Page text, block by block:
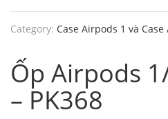
Category: Case Airpods 1 và
Ốp Airpods
– PK368